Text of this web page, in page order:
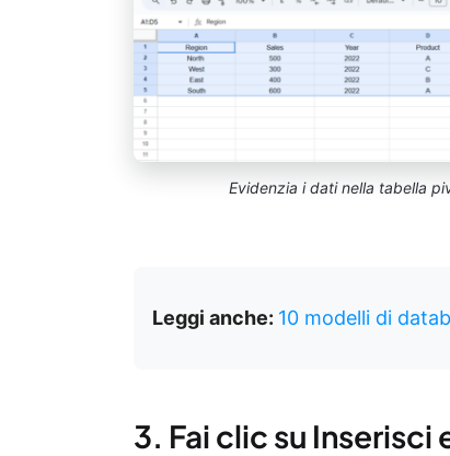
Evidenzia i dati nella tabella
Leggi anche: 10 modelli di
3. Fai clic su Inserisci